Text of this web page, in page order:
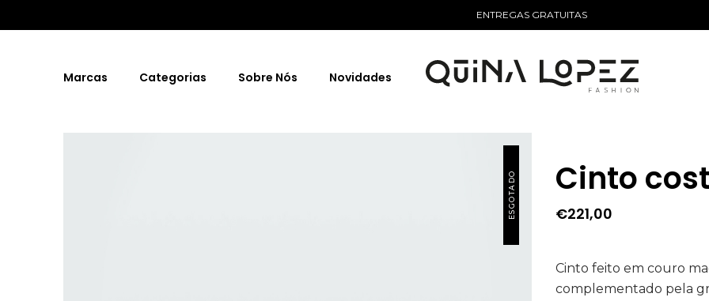
ENTREGAS GRATUITAS
Marcas Categorias Sobre Nós Novidades
ESGOTADO Cinto
€221,00
Cinto feito em couro
complementado pela